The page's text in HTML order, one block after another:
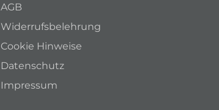
AGB
Widerrufsbelehrung
Cookie Hinweise
Datenschutz
Impressum